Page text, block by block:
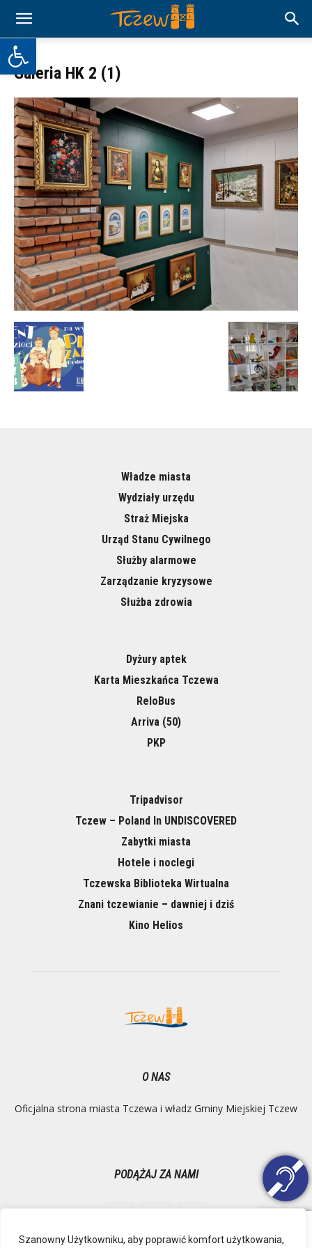
Otwórz pasek narzędzi
Szanowny Użytkowniku, aby poprawić komfort użytkowania,
Galeria HK 2 (1)
Władze miasta
Wydziały urzędu
Straż Miejska
Urząd Stanu Cywilnego
Służby alarmowe
Zarządzanie kryzysowe
Służba zdrowia
Dyżury aptek
Karta Mieszkańca Tczewa
ReloBus
Arriva (50)
PKP
Tripadvisor
Tczew – Poland In UNDISCOVERED
Zabytki miasta
Hotele i noclegi
Tczewska Biblioteka Wirtualna
Znani tczewianie – dawniej i dziś
Kino Helios
O NAS
Oficjalna strona miasta Tczewa i władz Gminy Miejskiej Tczew
PODĄŻAJ ZA NAMI